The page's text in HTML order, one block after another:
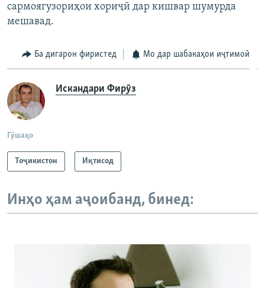
сармоягузориҳои хориҷӣ дар кишвар шумурда
мешавад.
Ба дигарон фиристед Мо дар шабакаҳои иҷтимоӣ
Искандари Фирӯз
Гӯшаҳо
Тоҷикистон Иқтисод
Инҳо ҳам аҷоибанд, бинед: